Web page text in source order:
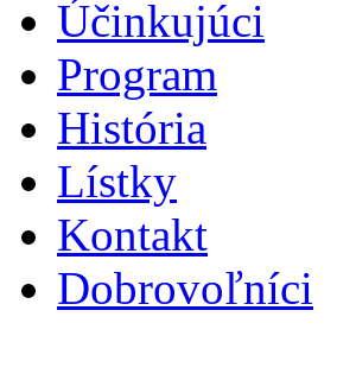
Účinkujúci
Program
História
Lístky
Kontakt
Dobrovoľníci